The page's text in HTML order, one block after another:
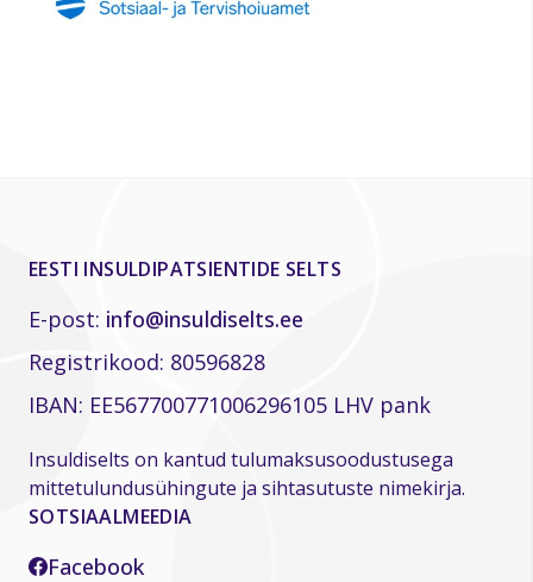
EESTI INSULDIPATSIENTIDE SELTS
E-post: info@insuldiselts.ee
Registrikood: 80596828
IBAN: EE567700771006296105 LHV pank
Insuldiselts on kantud tulumaksusoodustusega
mittetulundusühingute ja sihtasutuste nimekirja.
SOTSIAALMEEDIA
Facebook